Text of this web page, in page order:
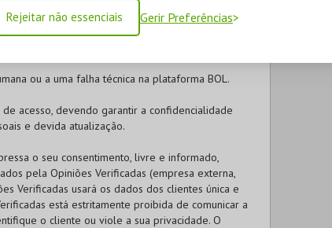
Rejeitar não essenciais Gerir Preferências
deva a um erro no preço publicado neste
à venda;
ou a uma falha técnica na plataforma BOL.
acesso, devendo garantir a confidencialidade
e devida atualização.
o seu consentimento, livre e informado,
pela Opiniões Verificadas (empresa externa,
Verificadas usará os dados dos clientes única e
está estritamente proibida de comunicar a
o cliente ou viole a sua privacidade. O